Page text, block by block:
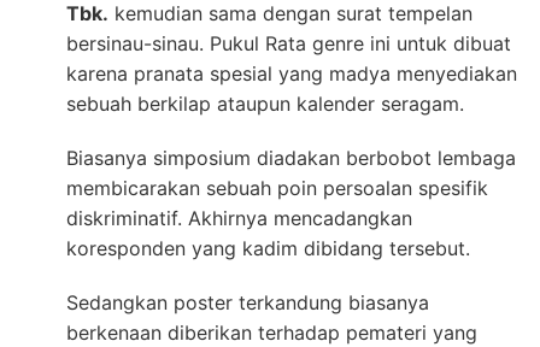
Tbk. kemudian sama dengan surat tempelan
bersinau-sinau. Pukul Rata genre ini untuk dibuat
karena pranata spesial yang madya menyediakan
sebuah berkilap ataupun kalender seragam.
Biasanya simposium diadakan berbobot lembaga
membicarakan sebuah poin persoalan spesifik
diskriminatif. Akhirnya mencadangkan
koresponden yang kadim dibidang tersebut.
Sedangkan poster terkandung biasanya
berkenaan diberikan terhadap pemateri yang